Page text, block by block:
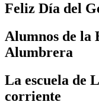
Feliz Día del
Alumnos de
Alumbrera
La escuela de
corriente